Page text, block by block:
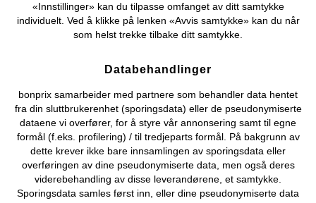
«Innstillinger» kan du tilpasse omfanget av ditt samtykke
individuelt. Ved å klikke på lenken «Avvis samtykke» kan du når
som helst trekke tilbake ditt samtykke.
Databehandlinger
bonprix samarbeider med partnere som behandler data hentet
fra din sluttbrukerenhet (sporingsdata) eller de pseudonymiserte
dataene vi overfører, for å styre vår annonsering samt til egne
formål (f.eks. profilering) / til tredjeparts formål. På bakgrunn av
dette krever ikke bare innsamlingen av sporingsdata eller
overføringen av dine pseudonymiserte data, men også deres
viderebehandling av disse leverandørene, et samtykke.
Sporingsdata samles først inn, eller dine pseudonymiserte data